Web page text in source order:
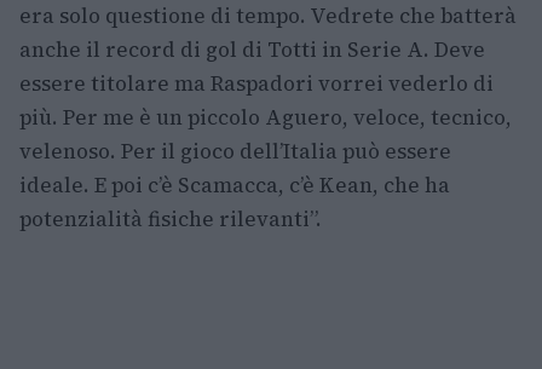
era solo questione di tempo. Vedrete che batterà
anche il record di gol di Totti in Serie A. Deve
essere titolare ma Raspadori vorrei vederlo di
più. Per me è un piccolo Aguero, veloce, tecnico,
velenoso. Per il gioco dell’Italia può essere
ideale. E poi c’è Scamacca, c’è Kean, che ha
potenzialità fisiche rilevanti”.